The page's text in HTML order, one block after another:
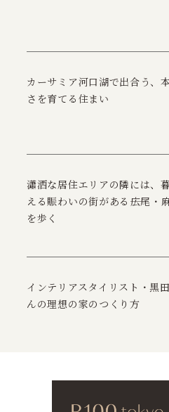
カーサミア河口湖で出合う、
さを育てる住まい
瀟洒な居住エリアの隣には、
える賑わいの街がある――広尾・
を歩く
インテリアスタイリスト・黒
んの理想の家のつくり方